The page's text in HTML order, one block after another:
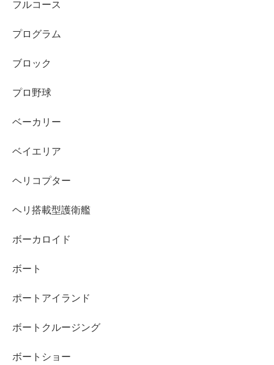
フルコース
プログラム
ブロック
プロ野球
ベーカリー
ベイエリア
ヘリコプター
ヘリ搭載型護衛艦
ボーカロイド
ボート
ポートアイランド
ボートクルージング
ボートショー